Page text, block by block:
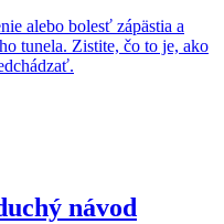
alebo bolesť zápästia a
tunela. Zistite, čo to je, ako
návod